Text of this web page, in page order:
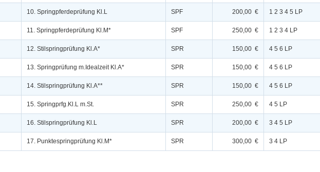
10. Springpferdeprüfung Kl.L SPF 200,00 € 1 2 3 4 5 LP
11. Springpferdeprüfung Kl.M* SPF 250,00 € 1 2 3 4 LP
12. Stilspringprüfung Kl.A* SPR 150,00 € 4 5 6 LP
13. Springprüfung m.Idealzeit Kl.A* SPR 150,00 € 4 5 6 LP
14. Stilspringprüfung Kl.A** SPR 150,00 € 4 5 6 LP
15. Springprfg.Kl.L m.St. SPR 250,00 € 4 5 LP
16. Stilspringprüfung Kl.L SPR 200,00 € 3 4 5 LP
17. Punktespringprüfung Kl.M* SPR 300,00 € 3 4 LP